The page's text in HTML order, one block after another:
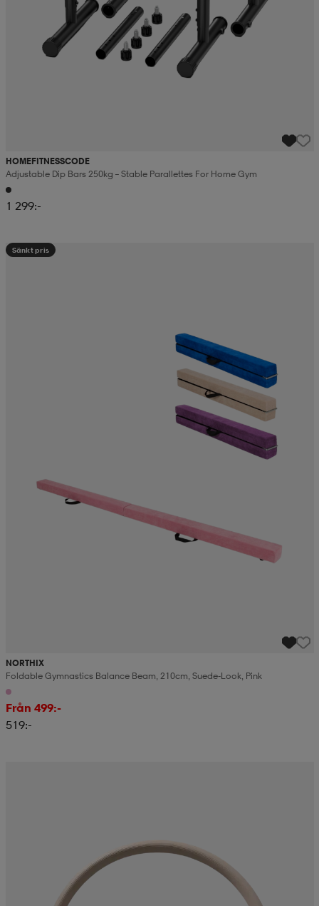
HOMEFITNESSCODE
Adjustable Dip Bars 250kg – Stable Parallettes For Home Gym
1 299:-
Sänkt pris
NORTHIX
Foldable Gymnastics Balance Beam, 210cm, Suede-Look, Pink
Från 499:-
519:-